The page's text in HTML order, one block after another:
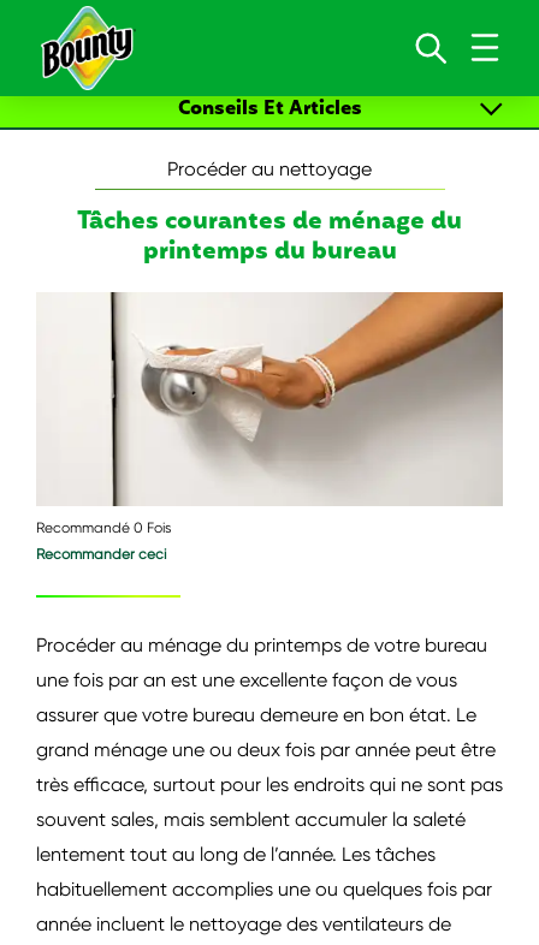
Skip to content
Conseils Et Articles
Art et bricolage
Aliments amusants
Nouvelles tranches de vie
Procéder au nettoyage
Tâches courantes de ménage du
printemps du bureau
Recommandé 0 Fois
Recommander ceci
Procéder au ménage du printemps de votre bureau
une fois par an est une excellente façon de vous
assurer que votre bureau demeure en bon état. Le
grand ménage une ou deux fois par année peut être
très efficace, surtout pour les endroits qui ne sont pas
souvent sales, mais semblent accumuler la saleté
lentement tout au long de l’année. Les tâches
habituellement accomplies une ou quelques fois par
année incluent le nettoyage des ventilateurs de